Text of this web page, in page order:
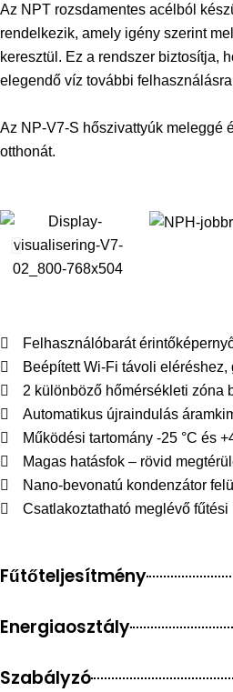
Az NPT rozsdamentes acélból
rendelkezik, amely igény szerint
keresztül. Ez a rendszer biztosítja,
elegendő víz további
Az NP-V7-S hőszivattyúk meleggé
otthonát.
Felhasználóbarát
Beépített Wi-Fi távoli
2 különböző hőmérsékleti zóna
Automatikus újraindulás
Működési tartomány -25 °C és
Magas hatásfok – rövid
Nano-bevonatú kondenzátor
Csatlakoztatható meglévő fűtési
Fűtőteljesítmény
Energiaosztály
Szabályzó